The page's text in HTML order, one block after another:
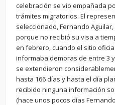
celebración se vio empañada
trámites migratorios. El
seleccionado, Fernando
porque no recibió su visa a
en febrero, cuando el sitio
informaba demoras de entre 3
se extendieron
hasta 166 días y hasta el día
recibido ninguna información
(hace unos pocos días